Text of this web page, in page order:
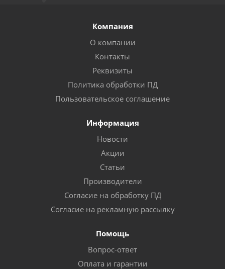
Компания
О компании
Контакты
Реквизиты
Политика обработки ПД
Пользовательское соглашение
Информация
Новости
Акции
Статьи
Производители
Согласие на обработку ПД
Согласие на рекламную рассылку
Помощь
Вопрос-ответ
Оплата и гарантии